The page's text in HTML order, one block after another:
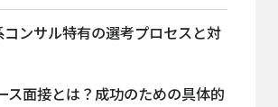
コンサル特有の選考プロセスと対
ス面接とは？成功のための具体的